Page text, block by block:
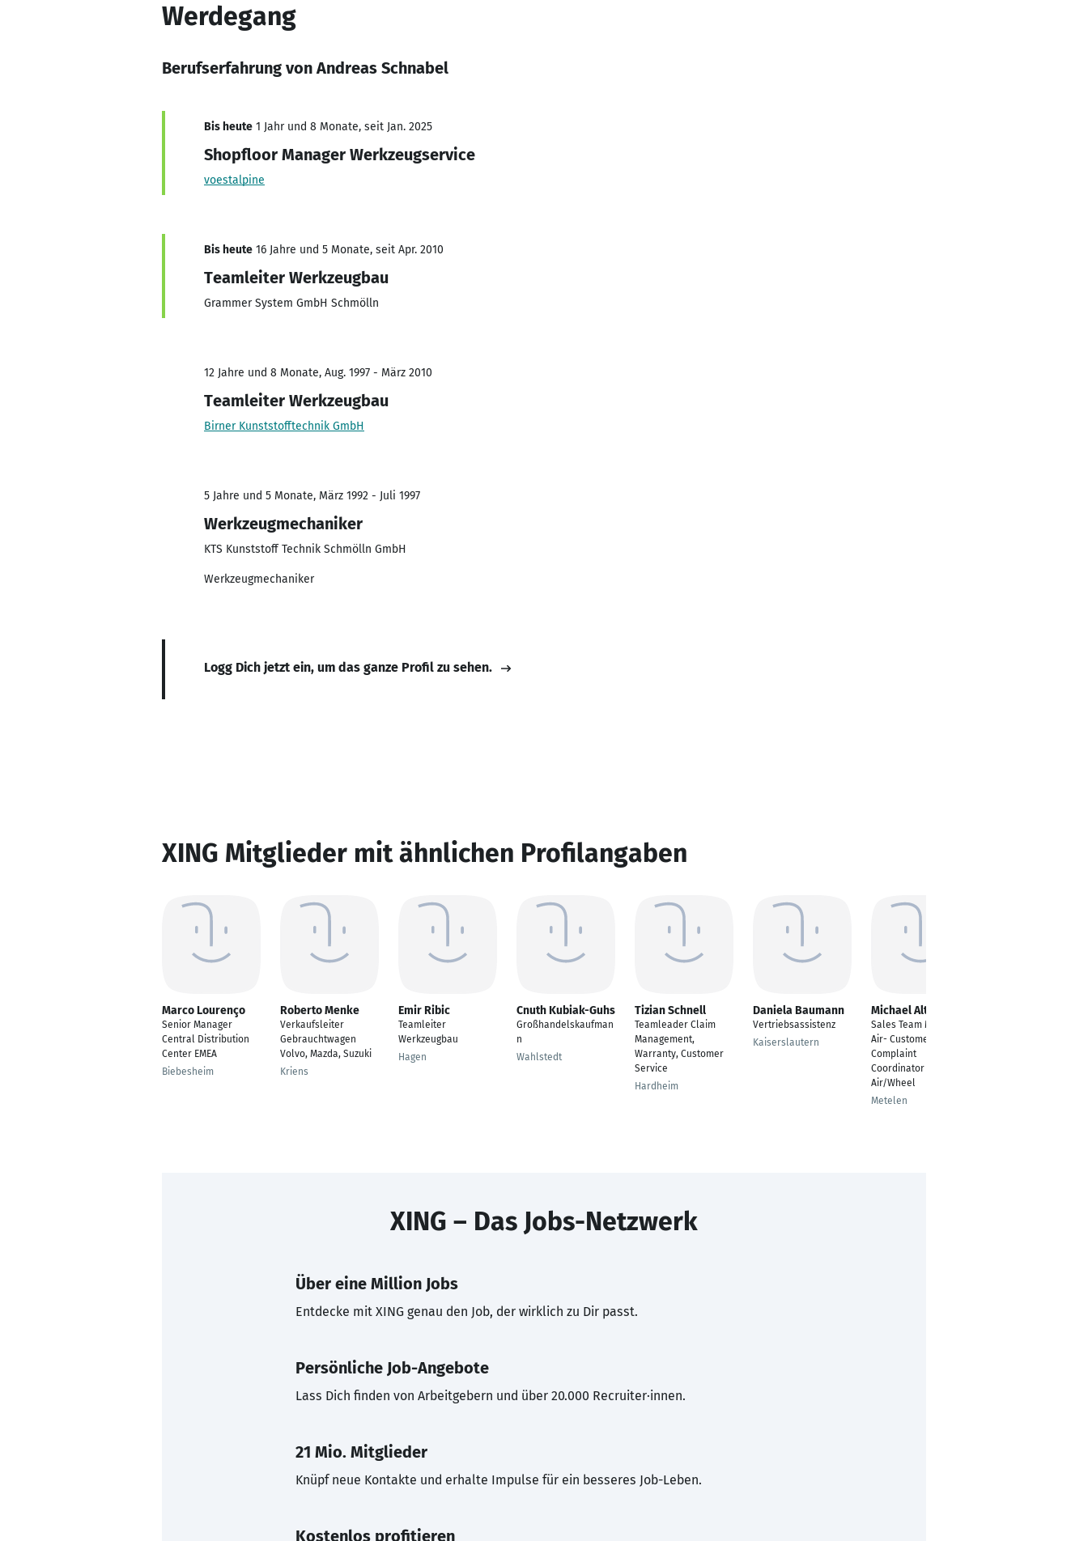
Werdegang
Berufserfahrung von Andreas Schnabel
Bis heute 1 Jahr und 8 Monate, seit Jan. 2025
Shopfloor Manager Werkzeugservice
voestalpine
Bis heute 16 Jahre und 5 Monate, seit Apr. 2010
Teamleiter Werkzeugbau
Grammer System GmbH Schmölln
12 Jahre und 8 Monate, Aug. 1997 - März 2010
Teamleiter Werkzeugbau
Birner Kunststofftechnik GmbH
5 Jahre und 5 Monate, März 1992 - Juli 1997
Werkzeugmechaniker
KTS Kunststoff Technik Schmölln GmbH
Werkzeugmechaniker
Logg Dich jetzt ein, um das ganze Profil zu sehen.
XING Mitglieder mit ähnlichen Profilangaben
Marco Lourenço
Senior Manager
Central Distribution
Center EMEA
Biebesheim
Roberto Menke
Verkaufsleiter
Gebrauchtwagen
Volvo, Mazda, Suzuki
Kriens
Emir Ribic
Teamleiter
Werkzeugbau
Hagen
Cnuth Kubiak-Guhs
Großhandelskaufman
n
Wahlstedt
Tizian Schnell
Teamleader Claim
Management,
Warranty, Customer
Service
Hardheim
Daniela Baumann
Vertriebsassistenz
Kaiserslautern
Michael Altenhövel
Sales Team Manager
Air- Customer
Complaint
Coordinator
Air/Wheel
Metelen
XING – Das Jobs-Netzwerk
Über eine Million Jobs
Entdecke mit XING genau den Job, der wirklich zu Dir passt.
Persönliche Job-Angebote
Lass Dich finden von Arbeitgebern und über 20.000 Recruiter·innen.
21 Mio. Mitglieder
Knüpf neue Kontakte und erhalte Impulse für ein besseres Job-Leben.
Kostenlos profitieren